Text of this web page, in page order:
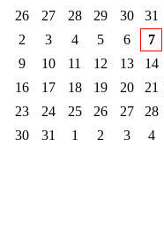
26
27 28 29 30 31
2
3 4 5 6 7
9
10 11 12 13 14
16
17 18 19 20 21
23
24 25 26 27 28
30
31 1 2 3 4